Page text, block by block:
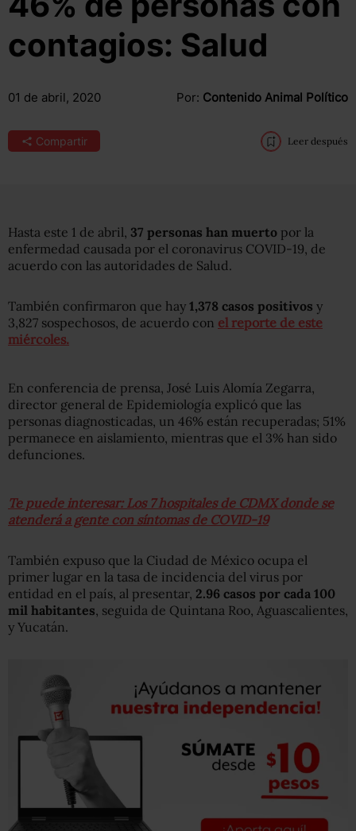
contagios: Salud
01 de abril, 2020 Por: Contenido Animal Político
Compartir Leer después
Hasta este 1 de abril, 37 personas han muerto por la
enfermedad causada por el coronavirus COVID-19, de
acuerdo con las autoridades de Salud.
También confirmaron que hay 1,378 casos positivos y
3,827 sospechosos, de acuerdo con el reporte de este
miércoles.
En conferencia de prensa, José Luis Alomía Zegarra,
director general de Epidemiología explicó que las
personas diagnosticadas, un 46% están recuperadas; 51%
permanece en aislamiento, mientras que el 3% han sido
defunciones.
Te puede interesar: Los 7 hospitales de CDMX donde se
atenderá a gente con síntomas de COVID-19
También expuso que la Ciudad de México ocupa el
primer lugar en la tasa de incidencia del virus por
entidad en el país, al presentar, 2.96 casos por cada 100
mil habitantes, seguida de Quintana Roo, Aguascalientes,
y Yucatán.